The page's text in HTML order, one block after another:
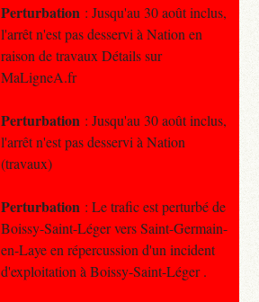
Perturbation : Jusqu'au 30 août inclus,
l'arrêt n'est pas desservi à Nation en
raison de travaux Détails sur
MaLigneA.fr
Perturbation : Jusqu'au 30 août inclus,
l'arrêt n'est pas desservi à Nation
(travaux)
Perturbation : Le trafic est perturbé de
Boissy-Saint-Léger vers Saint-Germain-
en-Laye en répercussion d'un incident
d'exploitation à Boissy-Saint-Léger .